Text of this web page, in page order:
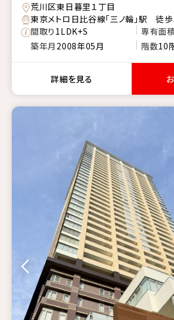
荒川区東日暮里１丁目
東京メトロ日比谷線「三ノ輪」駅 徒
間取り1LDK+S 専有面
築年月 2008年05月 階数10
詳細を見る